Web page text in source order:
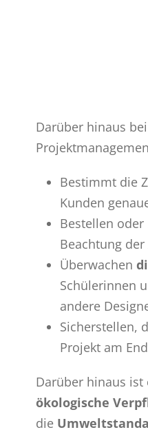
Darüber hinaus
Bestimmt die
Kunden
Bestellen
Beachtung der
Überwachen
Schülerinnen
andere
Sicherstellen,
Projekt am
Darüber hinaus
ökologische
die